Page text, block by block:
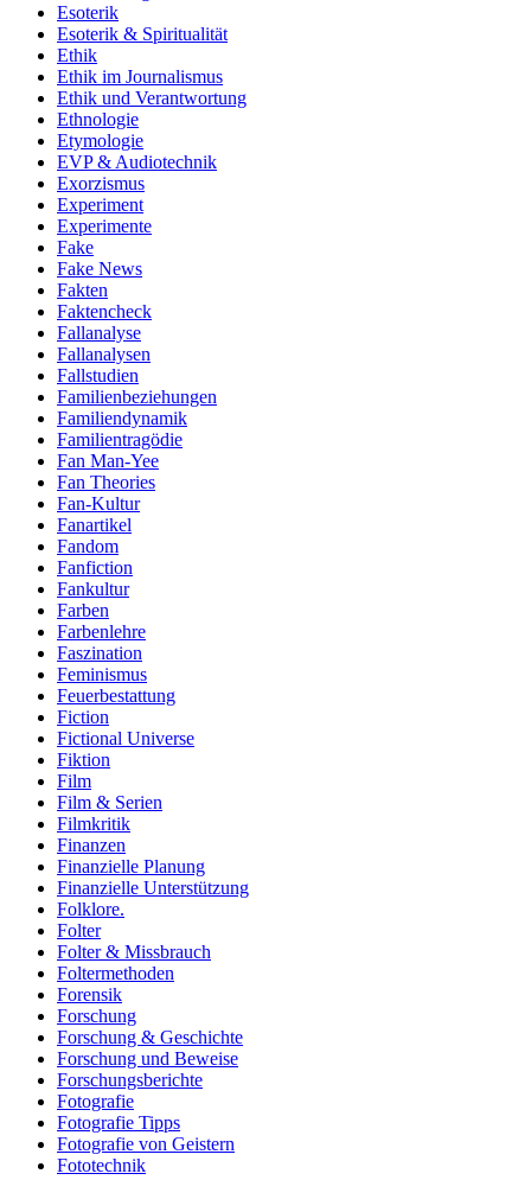
Esoterik
Esoterik & Spiritualität
Ethik
Ethik im Journalismus
Ethik und Verantwortung
Ethnologie
Etymologie
EVP & Audiotechnik
Exorzismus
Experiment
Experimente
Fake
Fake News
Fakten
Faktencheck
Fallanalyse
Fallanalysen
Fallstudien
Familienbeziehungen
Familiendynamik
Familientragödie
Fan Man-Yee
Fan Theories
Fan-Kultur
Fanartikel
Fandom
Fanfiction
Fankultur
Farben
Farbenlehre
Faszination
Feminismus
Feuerbestattung
Fiction
Fictional Universe
Fiktion
Film
Film & Serien
Filmkritik
Finanzen
Finanzielle Planung
Finanzielle Unterstützung
Folklore.
Folter
Folter & Missbrauch
Foltermethoden
Forensik
Forschung
Forschung & Geschichte
Forschung und Beweise
Forschungsberichte
Fotografie
Fotografie Tipps
Fotografie von Geistern
Fototechnik